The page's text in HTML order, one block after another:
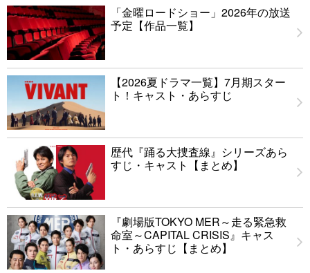
「金曜ロードショー」2026年の放送
予定【作品一覧】
【2026夏ドラマ一覧】7月期スター
ト！キャスト・あらすじ
歴代『踊る大捜査線』シリーズあら
すじ・キャスト【まとめ】
『劇場版TOKYO MER～走る緊急救
命室～CAPITAL CRISIS』キャス
ト・あらすじ【まとめ】